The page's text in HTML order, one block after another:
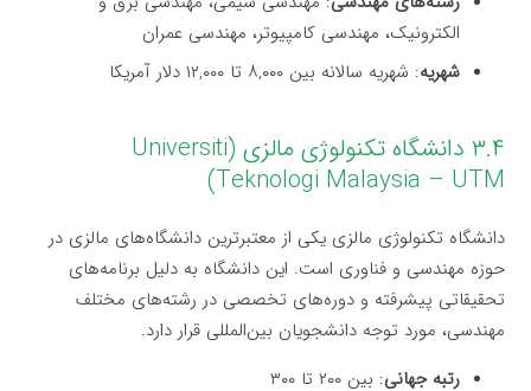
الکترونیک، مهندسی کامپیوتر، مهندسی عمران
شهریه: شهریه سالانه بین ۸,۰۰۰ تا ۱۲,۰۰۰ دلار آمریکا
۳.۴ دانشگاه تکنولوژی مالزی (Universiti
Teknologi Malaysia – UTM)
دانشگاه تکنولوژی مالزی یکی از معتبرترین دانشگاه‌های مالزی در
حوزه مهندسی و فناوری است. این دانشگاه به دلیل برنامه‌های
تحقیقاتی پیشرفته و دوره‌های تخصصی در رشته‌های مختلف
مهندسی، مورد توجه دانشجویان بین‌المللی قرار دارد.
رتبه جهانی: بین ۲۰۰ تا ۳۰۰